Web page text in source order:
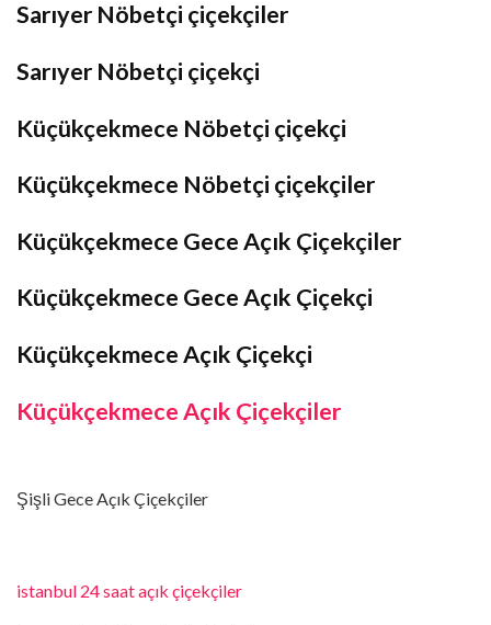
Sarıyer Nöbetçi çiçekçiler
Sarıyer Nöbetçi çiçekçi
Küçükçekmece Nöbetçi çiçekçi
Küçükçekmece Nöbetçi çiçekçiler
Küçükçekmece Gece Açık Çiçekçiler
Küçükçekmece Gece Açık Çiçekçi
Küçükçekmece Açık Çiçekçi
Küçükçekmece Açık Çiçekçiler
Şişli Gece Açık Çiçekçiler
istanbul 24 saat açık çiçekçiler